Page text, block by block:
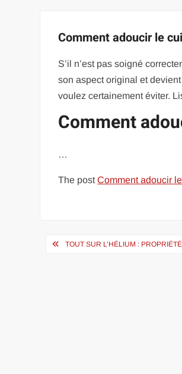
Comment adoucir le
S’il n’est pas soigné
son aspect original et
voulez certainement éviter.
Comment
…
The postComment adoucir
Navigation
TOUT SUR L’HÉLIUM :